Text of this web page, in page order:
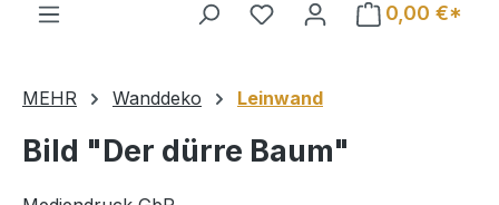
0,00 €*
MEHR Wanddeko Leinwand
Bild "Der dürre Baum"